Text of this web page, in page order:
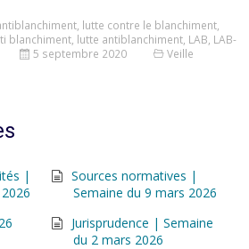
lutte contre le blanchiment
blanchiment lutte antiblanchiment LAB LAB-
5 septembre 2020
Veille
|
Sources normatives |
Semaine du 9 mars 2026
Jurisprudence | Semaine
du 2 mars 2026